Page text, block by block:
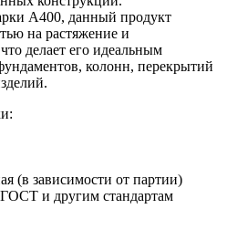
А400, данный продукт
на растяжение и
делает его идеальным
колонн, перекрытий
(в зависимости от партии)
и другим стандартам